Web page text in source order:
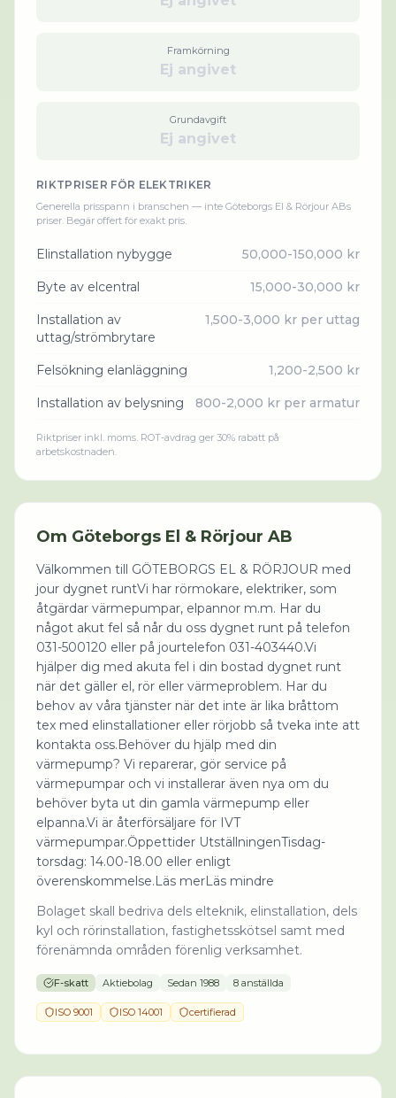
Framkörning
Ej angivet
Grundavgift
Ej angivet
RIKTPRISER FÖR ELEKTRIKER
Generella prisspann i branschen — inte Göteborgs El & Rörjour ABs
priser. Begär offert för exakt pris.
Elinstallation nybygge 50,000-150,000 kr
Byte av elcentral 15,000-30,000 kr
Installation av
uttag/strömbrytare
1,500-3,000 kr per uttag
Felsökning elanläggning 1,200-2,500 kr
Installation av belysning 800-2,000 kr per armatur
Riktpriser inkl. moms. ROT-avdrag ger 30% rabatt på
arbetskostnaden.
Om Göteborgs El & Rörjour AB
Välkommen till GÖTEBORGS EL & RÖRJOUR med
jour dygnet runtVi har rörmokare, elektriker, som
åtgärdar värmepumpar, elpannor m.m. Har du
något akut fel så når du oss dygnet runt på telefon
031-500120 eller på jourtelefon 031-403440.Vi
hjälper dig med akuta fel i din bostad dygnet runt
när det gäller el, rör eller värmeproblem. Har du
behov av våra tjänster när det inte är lika bråttom
tex med elinstallationer eller rörjobb så tveka inte att
kontakta oss.Behöver du hjälp med din
värmepump? Vi reparerar, gör service på
värmepumpar och vi installerar även nya om du
behöver byta ut din gamla värmepump eller
elpanna.Vi är återförsäljare för IVT
värmepumpar.Öppettider UtställningenTisdag-
torsdag: 14.00-18.00 eller enligt
överenskommelse.Läs merLäs mindre
Bolaget skall bedriva dels elteknik, elinstallation, dels
kyl och rörinstallation, fastighetsskötsel samt med
förenämnda områden förenlig verksamhet.
F-skatt Aktiebolag Sedan 1988 8 anställda
ISO 9001 ISO 14001 certifierad